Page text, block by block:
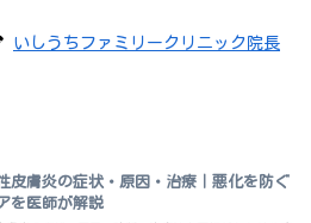
いしうちファミリークリニック院長
皮膚炎の症状・原因・治療｜悪化を防ぐ
を医師が解説